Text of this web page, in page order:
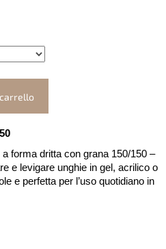
forma dritta con grana 150/150 –
e levigare unghie in gel, acrilico o
e perfetta per l’uso quotidiano in